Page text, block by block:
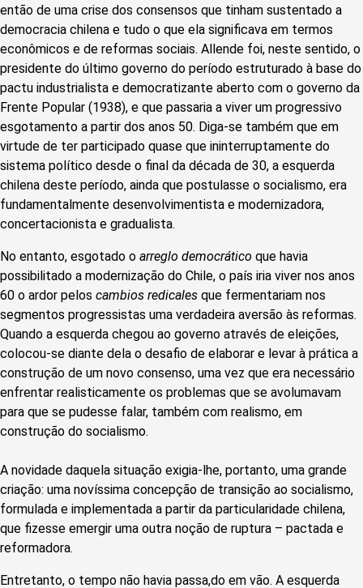
então de uma crise dos consensos que tinham sustentado a
democracia chilena e tudo o que ela significava em termos
econômicos e de reformas sociais. Allende foi, neste sentido, o
presidente do último governo do período estruturado à base do
pactu industrialista e democratizante aberto com o governo da
Frente Popular (1938), e que passaria a viver um progressivo
esgotamento a partir dos anos 50. Diga-se também que em
virtude de ter participado quase que ininterruptamente do
sistema político desde o final da década de 30, a esquerda
chilena deste período, ainda que postulasse o socialismo, era
fundamentalmente desenvolvimentista e modernizadora,
concertacionista e gradualista.
No entanto, esgotado o arreglo democrático que havia
possibilitado a modernização do Chile, o país iria viver nos anos
60 o ardor pelos cambios redicales que fermentariam nos
segmentos progressistas uma verdadeira aversão às reformas.
Quando a esquerda chegou ao governo através de eleições,
colocou-se diante dela o desafio de elaborar e levar à prática a
construção de um novo consenso, uma vez que era necessário
enfrentar realisticamente os problemas que se avolumavam
para que se pudesse falar, também com realismo, em
construção do socialismo.
A novidade daquela situação exigia-lhe, portanto, uma grande
criação: uma novíssima concepção de transição ao socialismo,
formulada e implementada a partir da particularidade chilena,
que fizesse emergir uma outra noção de ruptura – pactada e
reformadora.
Entretanto, o tempo não havia passa,do em vão. A esquerda